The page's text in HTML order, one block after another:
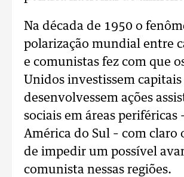
Na década de 1950 o
polarização mundial entre
e comunistas fez com que
Unidos investissem capitais
desenvolvessem ações
sociais em áreas periféricas
América do Sul – com claro
de impedir um possível
comunista nessas regiões.